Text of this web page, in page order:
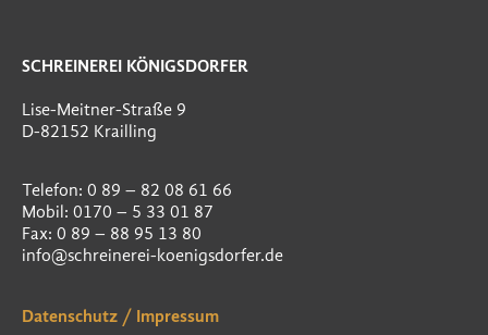
SCHREINEREI KÖNIGSDORFER
Lise-Meitner-Straße 9
D-82152 Krailling
Telefon: 0 89 – 82 08 61 66
Mobil: 0170 – 5 33 01 87
Fax: 0 89 – 88 95 13 80
info@schreinerei-koenigsdorfer.de
Datenschutz / Impressum